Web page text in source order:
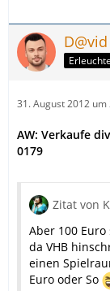
D@vid
31. August 2012 um
AW: Verkaufe
0179
Zitat von
Aber 100
da VHB
einen
Euro oder So